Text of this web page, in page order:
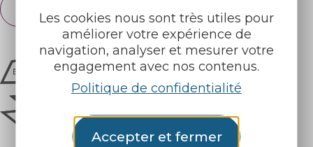
Les cookies nous sont très utiles pour
améliorer votre expérience de
navigation, analyser et mesurer votre
engagement avec nos contenus.
Politique de confidentialité
Accepter et fermer
Français
English